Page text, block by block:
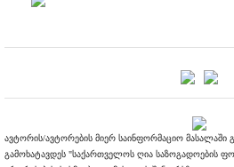
ავტორის/ავტორების მიერ საინფორმაციო მასალაში
გამოხატავდეს "საქართველოს ღია საზოგადოების